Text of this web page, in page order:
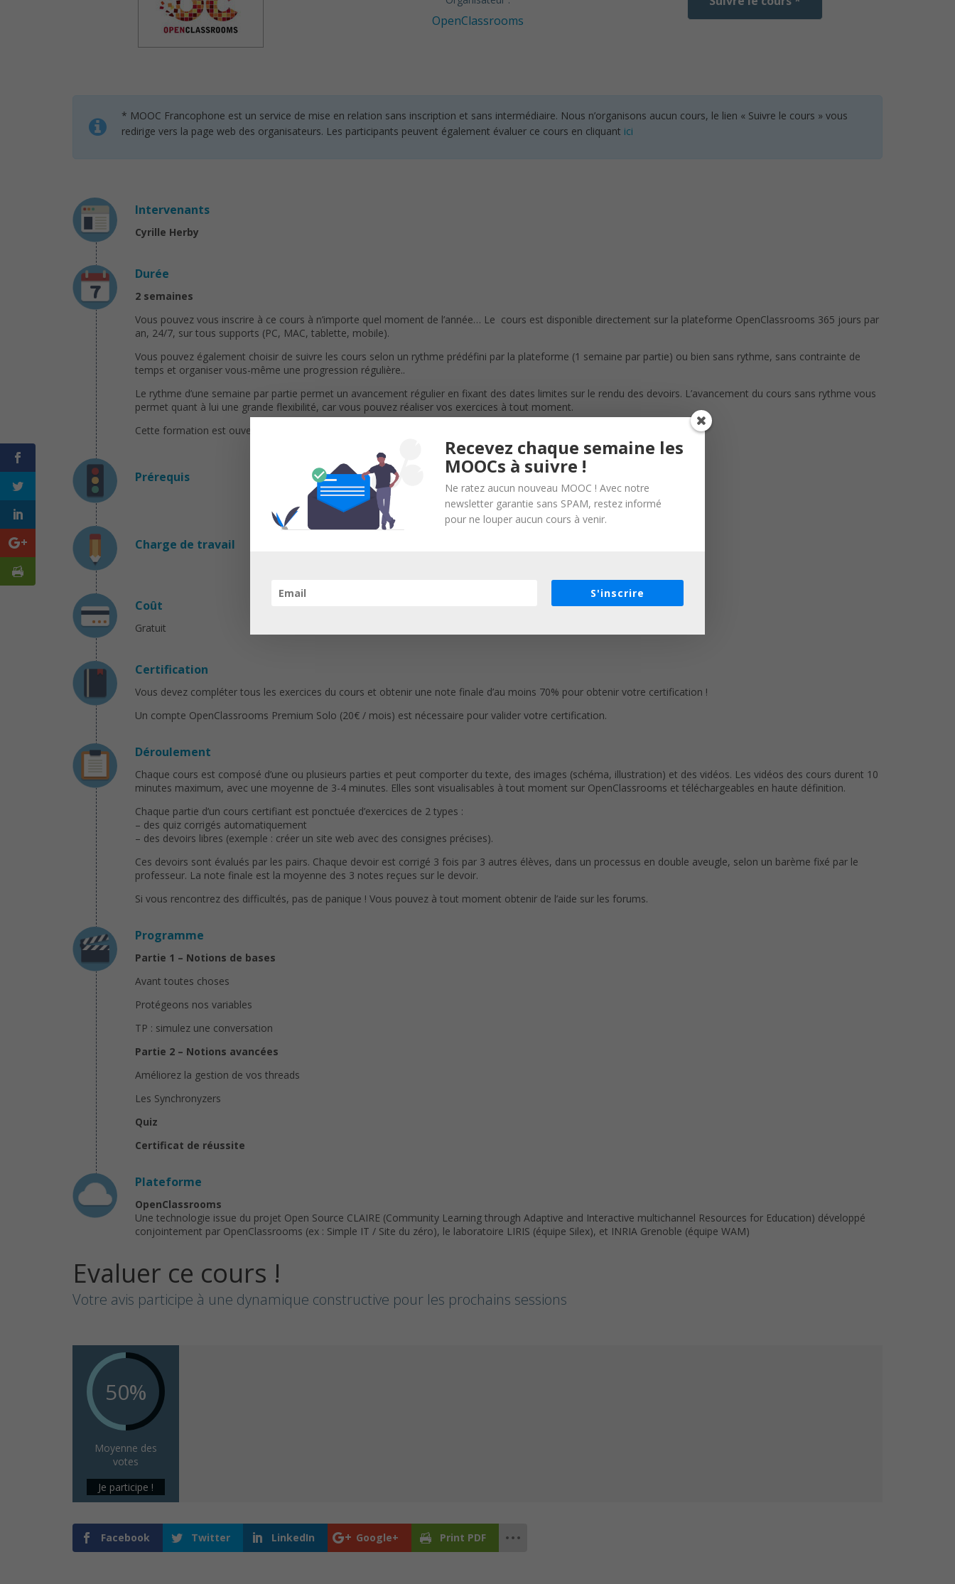
OpenClassrooms
* MOOC Francophone est un service de mise en relation sans inscription et sans intermédiaire. Nous n’organisons aucun cours, le lien « Suivre le cours » vous
redirige vers la page web des organisateurs. Les participants peuvent également évaluer ce cours en cliquant ici
Intervenants
Cyrille Herby
Durée
2 semaines
Vous pouvez vous inscrire à ce cours à n’importe quel moment de l’année… Le cours est disponible directement sur la plateforme OpenClassrooms 365 jours par
an, 24/7, sur tous supports (PC, MAC, tablette, mobile).
Vous pouvez également choisir de suivre les cours selon un rythme prédéfini par la plateforme (1 semaine par partie) ou bien sans rythme, sans contrainte de
temps et organiser vous-même une progression régulière..
Le rythme d’une semaine par partie permet un avancement régulier en fixant des dates limites sur le rendu des devoirs. L’avancement du cours sans rythme vous
permet quant à lui une grande flexibilité, car vous pouvez réaliser vos exercices à tout moment.
Cette formation est ouverte toute l’année.
Prérequis
Charge de travail
Coût
Gratuit
Certification
Vous devez compléter tous les exercices du cours et obtenir une note finale d’au moins 70% pour obtenir votre certification !
Un compte OpenClassrooms Premium Solo (20€ / mois) est nécessaire pour valider votre certification.
Déroulement
Chaque cours est composé d’une ou plusieurs parties et peut comporter du texte, des images (schéma, illustration) et des vidéos. Les vidéos des cours durent 10
minutes maximum, avec une moyenne de 3-4 minutes. Elles sont visualisables à tout moment sur OpenClassrooms et téléchargeables en haute définition.
Chaque partie d’un cours certifiant est ponctuée d’exercices de 2 types :
– des quiz corrigés automatiquement
– des devoirs libres (exemple : créer un site web avec des consignes précises).
Ces devoirs sont évalués par les pairs. Chaque devoir est corrigé 3 fois par 3 autres élèves, dans un processus en double aveugle, selon un barème fixé par le
professeur. La note finale est la moyenne des 3 notes reçues sur le devoir.
Si vous rencontrez des difficultés, pas de panique ! Vous pouvez à tout moment obtenir de l’aide sur les forums.
Programme
Partie 1 – Notions de bases
Avant toutes choses
Protégeons nos variables
TP : simulez une conversation
Partie 2 – Notions avancées
Améliorez la gestion de vos threads
Les Synchronyzers
Quiz
Certificat de réussite
Plateforme
OpenClassrooms
Une technologie issue du projet Open Source CLAIRE (Community Learning through Adaptive and Interactive multichannel Resources for Education) développé
conjointement par OpenClassrooms (ex : Simple IT / Site du zéro), le laboratoire LIRIS (équipe Silex), et INRIA Grenoble (équipe WAM)
Evaluer ce cours !
Votre avis participe à une dynamique constructive pour les prochains sessions
50%
Moyenne des
votes
Je participe !
Facebook Twitter LinkedIn Google+ Print PDF
Recevez chaque semaine les
MOOCs à suivre !
Ne ratez aucun nouveau MOOC ! Avec notre
newsletter garantie sans SPAM, restez informé
pour ne louper aucun cours à venir.
S'inscrire